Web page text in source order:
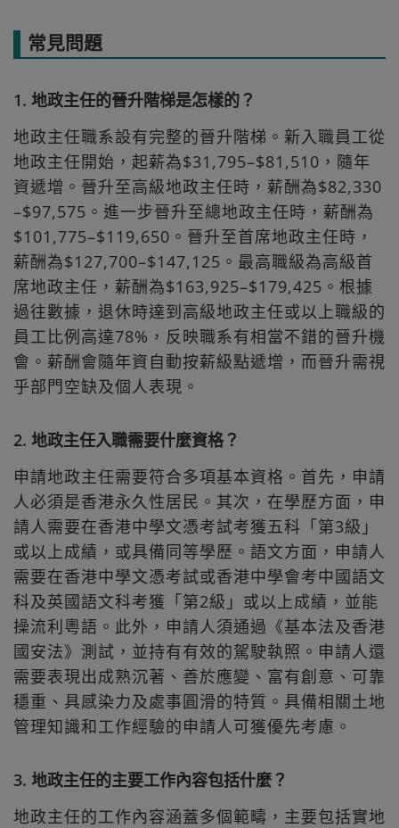
常見問題
1. 地政主任的晉升階梯是怎樣的？
地政主任職系設有完整的晉升階梯。新入職員工從
地政主任開始，起薪為$31,795–$81,510，隨年
資遞增。晉升至高級地政主任時，薪酬為$82,330
–$97,575。進一步晉升至總地政主任時，薪酬為
$101,775–$119,650。晉升至首席地政主任時，
薪酬為$127,700–$147,125。最高職級為高級首
席地政主任，薪酬為$163,925–$179,425。根據
過往數據，退休時達到高級地政主任或以上職級的
員工比例高達78%，反映職系有相當不錯的晉升機
會。薪酬會隨年資自動按薪級點遞增，而晉升需視
乎部門空缺及個人表現。
2. 地政主任入職需要什麼資格？
申請地政主任需要符合多項基本資格。首先，申請
人必須是香港永久性居民。其次，在學歷方面，申
請人需要在香港中學文憑考試考獲五科「第3級」
或以上成績，或具備同等學歷。語文方面，申請人
需要在香港中學文憑考試或香港中學會考中國語文
科及英國語文科考獲「第2級」或以上成績，並能
操流利粵語。此外，申請人須通過《基本法及香港
國安法》測試，並持有有效的駕駛執照。申請人還
需要表現出成熟沉著、善於應變、富有創意、可靠
穩重、具感染力及處事圓滑的特質。具備相關土地
管理知識和工作經驗的申請人可獲優先考慮。
3. 地政主任的主要工作內容包括什麼？
地政主任的工作內容涵蓋多個範疇，主要包括實地